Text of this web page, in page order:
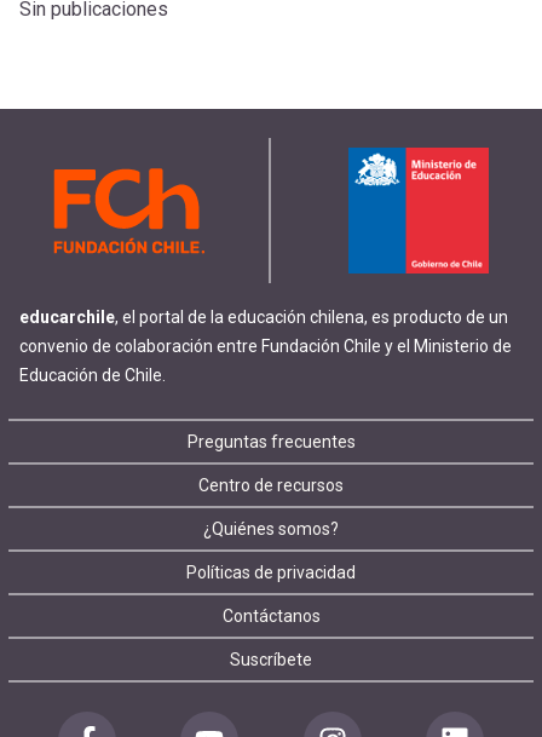
Sin publicaciones
educarchile, el portal de la educación chilena, es producto de un
convenio de colaboración entre Fundación Chile y el Ministerio de
Educación de Chile.
Footer
menu
Preguntas frecuentes
Centro de recursos
¿Quiénes somos?
Políticas de privacidad
Contáctanos
Suscríbete